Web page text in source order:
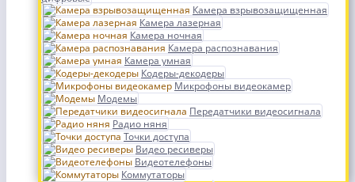
Камера взрывозащищенная
Камера лазерная
Камера ночная
Камера распознавания
Камера умная
Кодеры-декодеры
Микрофоны видеокамер
Модемы
Передатчики видеосигнала
Радио няня
Точки доступа
Видео ресиверы
Видеотелефоны
Коммутаторы